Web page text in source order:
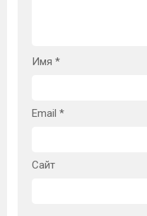
Имя *
Email *
Сайт